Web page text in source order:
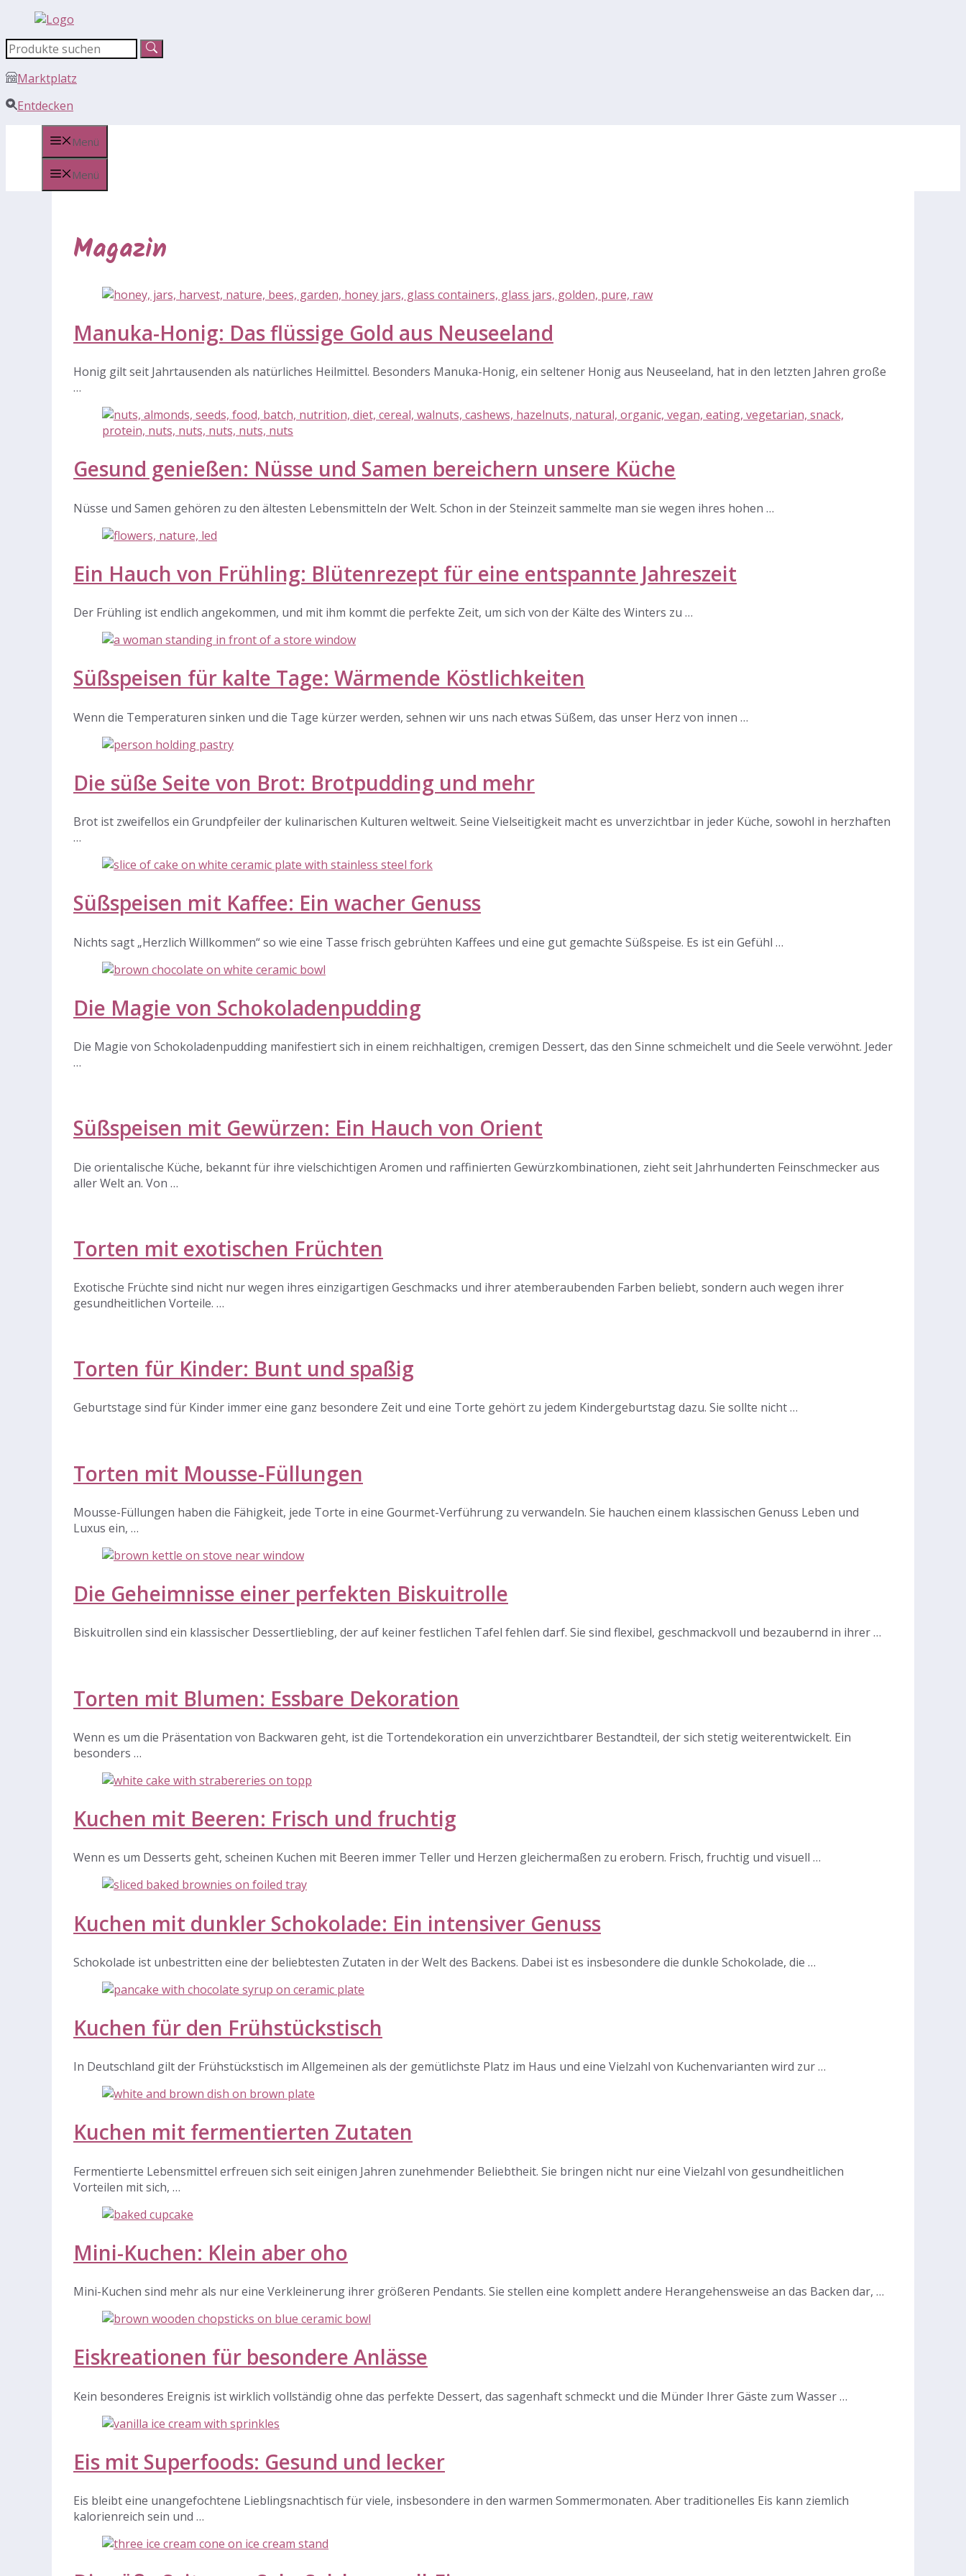
springen
Marktplatz
Entdecken
Menü
Menü
Magazin
Manuka-Honig: Das flüssige Gold aus Neuseeland
Honig gilt seit Jahrtausenden als natürliches Heilmittel. Besonders Manuka-Honig, ein seltener Honig aus Neuseeland, hat in den letzten Jahren große
…
Gesund genießen: Nüsse und Samen bereichern unsere Küche
Nüsse und Samen gehören zu den ältesten Lebensmitteln der Welt. Schon in der Steinzeit sammelte man sie wegen ihres hohen …
Ein Hauch von Frühling: Blütenrezept für eine entspannte Jahreszeit
Der Frühling ist endlich angekommen, und mit ihm kommt die perfekte Zeit, um sich von der Kälte des Winters zu …
Süßspeisen für kalte Tage: Wärmende Köstlichkeiten
Wenn die Temperaturen sinken und die Tage kürzer werden, sehnen wir uns nach etwas Süßem, das unser Herz von innen …
Die süße Seite von Brot: Brotpudding und mehr
Brot ist zweifellos ein Grundpfeiler der kulinarischen Kulturen weltweit. Seine Vielseitigkeit macht es unverzichtbar in jeder Küche, sowohl in herzhaften
…
Süßspeisen mit Kaffee: Ein wacher Genuss
Nichts sagt „Herzlich Willkommen“ so wie eine Tasse frisch gebrühten Kaffees und eine gut gemachte Süßspeise. Es ist ein Gefühl …
Die Magie von Schokoladenpudding
Die Magie von Schokoladenpudding manifestiert sich in einem reichhaltigen, cremigen Dessert, das den Sinne schmeichelt und die Seele verwöhnt. Jeder
…
Süßspeisen mit Gewürzen: Ein Hauch von Orient
Die orientalische Küche, bekannt für ihre vielschichtigen Aromen und raffinierten Gewürzkombinationen, zieht seit Jahrhunderten Feinschmecker aus
aller Welt an. Von …
Torten mit exotischen Früchten
Exotische Früchte sind nicht nur wegen ihres einzigartigen Geschmacks und ihrer atemberaubenden Farben beliebt, sondern auch wegen ihrer
gesundheitlichen Vorteile. …
Torten für Kinder: Bunt und spaßig
Geburtstage sind für Kinder immer eine ganz besondere Zeit und eine Torte gehört zu jedem Kindergeburtstag dazu. Sie sollte nicht …
Torten mit Mousse-Füllungen
Mousse-Füllungen haben die Fähigkeit, jede Torte in eine Gourmet-Verführung zu verwandeln. Sie hauchen einem klassischen Genuss Leben und
Luxus ein, …
Die Geheimnisse einer perfekten Biskuitrolle
Biskuitrollen sind ein klassischer Dessertliebling, der auf keiner festlichen Tafel fehlen darf. Sie sind flexibel, geschmackvoll und bezaubernd in ihrer …
Torten mit Blumen: Essbare Dekoration
Wenn es um die Präsentation von Backwaren geht, ist die Tortendekoration ein unverzichtbarer Bestandteil, der sich stetig weiterentwickelt. Ein
besonders …
Kuchen mit Beeren: Frisch und fruchtig
Wenn es um Desserts geht, scheinen Kuchen mit Beeren immer Teller und Herzen gleichermaßen zu erobern. Frisch, fruchtig und visuell …
Kuchen mit dunkler Schokolade: Ein intensiver Genuss
Schokolade ist unbestritten eine der beliebtesten Zutaten in der Welt des Backens. Dabei ist es insbesondere die dunkle Schokolade, die …
Kuchen für den Frühstückstisch
In Deutschland gilt der Frühstückstisch im Allgemeinen als der gemütlichste Platz im Haus und eine Vielzahl von Kuchenvarianten wird zur …
Kuchen mit fermentierten Zutaten
Fermentierte Lebensmittel erfreuen sich seit einigen Jahren zunehmender Beliebtheit. Sie bringen nicht nur eine Vielzahl von gesundheitlichen
Vorteilen mit sich, …
Mini-Kuchen: Klein aber oho
Mini-Kuchen sind mehr als nur eine Verkleinerung ihrer größeren Pendants. Sie stellen eine komplett andere Herangehensweise an das Backen dar, …
Eiskreationen für besondere Anlässe
Kein besonderes Ereignis ist wirklich vollständig ohne das perfekte Dessert, das sagenhaft schmeckt und die Münder Ihrer Gäste zum Wasser …
Eis mit Superfoods: Gesund und lecker
Eis bleibt eine unangefochtene Lieblingsnachtisch für viele, insbesondere in den warmen Sommermonaten. Aber traditionelles Eis kann ziemlich
kalorienreich sein und …